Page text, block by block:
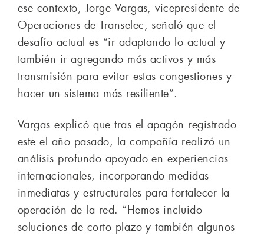
ese contexto, Jorge Vargas, vicepresidente de
Operaciones de Transelec, señaló que el
desafío actual es “ir adaptando lo actual y
también ir agregando más activos y más
transmisión para evitar estas congestiones y
hacer un sistema más resiliente”.
Vargas explicó que tras el apagón registrado
este el año pasado, la compañía realizó un
análisis profundo apoyado en experiencias
internacionales, incorporando medidas
inmediatas y estructurales para fortalecer la
operación de la red. “Hemos incluido
soluciones de corto plazo y también algunos